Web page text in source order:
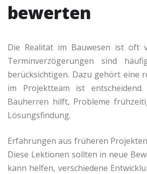
bewerten
Die Realität im Bauwesen ist oft
Terminverzögerungen sind
berücksichtigen. Dazu gehört eine
im Projektteam ist
Bauherren hilft, Probleme
Lösungsfindung.
Erfahrungen aus früheren
Diese Lektionen sollten in neue
kann helfen, verschiedene